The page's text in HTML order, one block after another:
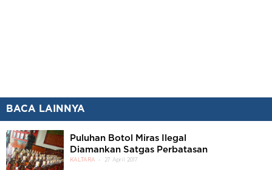
BACA LAINNYA
Puluhan Botol Miras Ilegal
Diamankan Satgas Perbatasan
KALTARA 27 April 2017